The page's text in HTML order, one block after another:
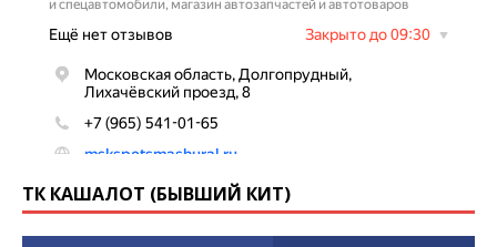
ТК КАШАЛОТ (БЫВШИЙ КИТ)